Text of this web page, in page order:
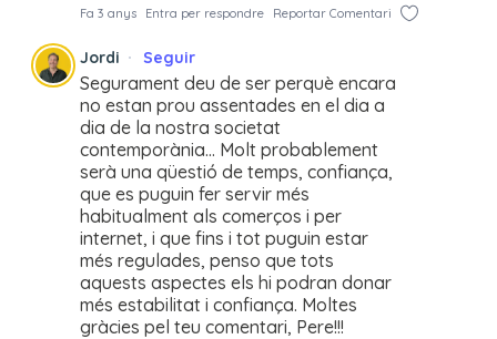
Fa 3 anys Entra per respondre Reportar Comentari
Jordi Seguir
Segurament deu de ser perquè encara
no estan prou assentades en el dia a
dia de la nostra societat
contemporània… Molt probablement
serà una qüestió de temps, confiança,
que es puguin fer servir més
habitualment als comerços i per
internet, i que fins i tot puguin estar
més regulades, penso que tots
aquests aspectes els hi podran donar
més estabilitat i confiança. Moltes
gràcies pel teu comentari, Pere!!!